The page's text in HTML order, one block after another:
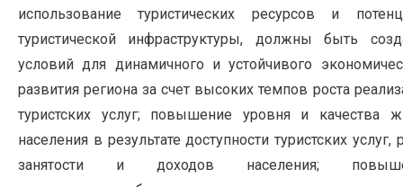
использование туристических ресурсов и
туристической инфраструктуры, должны быть
условий для динамичного и устойчивого
развития региона за счет высоких темпов роста
туристских услуг; повышение уровня и качества
населения в результате доступности туристских услуг,
занятости и доходов населения;